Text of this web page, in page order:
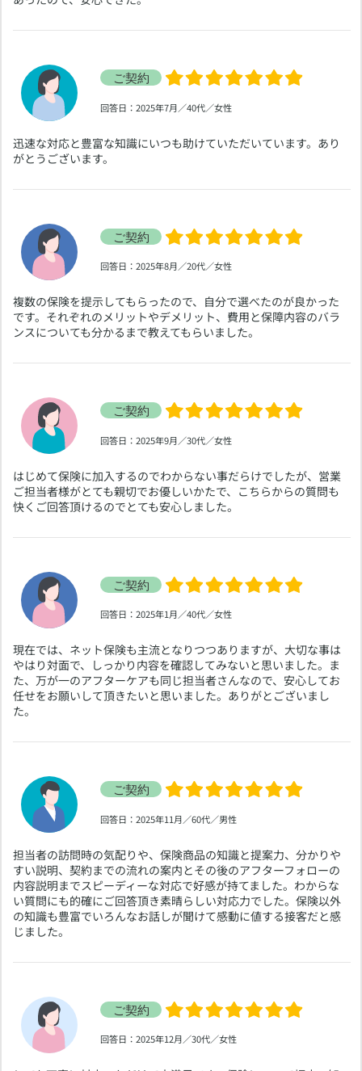
​回答日：2025年7月／40代／女性
​迅速な対応と豊富な知識にいつも助けていただいています。あり
がとうございます。
​回答日：2025年8月／20代／女性
​複数の保険を提示してもらったので、自分で選べたのが良かった
です。それぞれのメリットやデメリット、費用と保障内容のバラ
ンスについても分かるまで教えてもらいました。
​回答日：2025年9月／30代／女性
​はじめて保険に加入するのでわからない事だらけでしたが、営業
ご担当者様がとても親切でお優しいかたで、こちらからの質問も
快くご回答頂けるのでとても安心しました。
​回答日：2025年1月／40代／女性
​現在では、ネット保険も主流となりつつありますが、大切な事は
やはり対面で、しっかり内容を確認してみないと思いました。ま
た、万が一のアフターケアも同じ担当者さんなので、安心してお
任せをお願いして頂きたいと思いました。ありがとございまし
た。
​回答日：2025年11月／60代／男性
​担当者の訪問時の気配りや、保険商品の知識と提案力、分かりや
すい説明、契約までの流れの案内とその後のアフターフォローの
内容説明までスピーディーな対応で好感が持てました。わからな
い質問にも的確にご回答頂き素晴らしい対応力でした。保険以外
の知識も豊富でいろんなお話しが聞けて感動に値する接客だと感
じました。
​回答日：2025年12月／30代／女性